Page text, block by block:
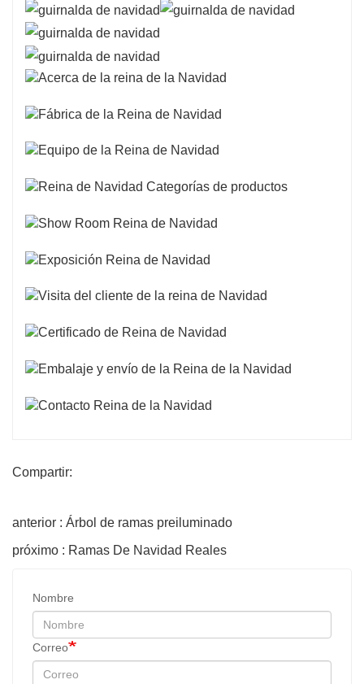
Compartir:
anterior : Árbol de ramas preiluminado
próximo : Ramas De Navidad Reales
Nombre
Correo